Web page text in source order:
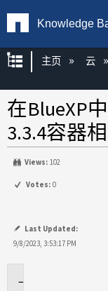
Knowledge
扩展/隐缩
主页 云
在BlueXP
3.3.4容器
Views: 102
Votes: 0
Last Updated:
9/8/2023, 3:53:17 PM